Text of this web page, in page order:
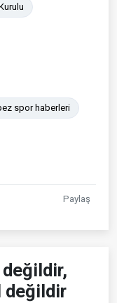
spor haberleri
Paylaş
değildir